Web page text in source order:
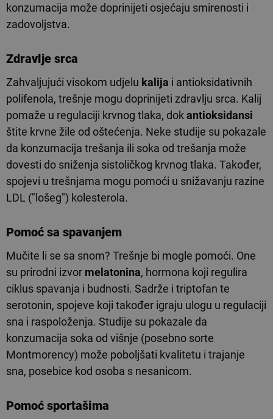
konzumacija može doprinijeti osjećaju smirenosti i
zadovoljstva.
Zdravlje srca
Zahvaljujući visokom udjelu kalija i antioksidativnih
polifenola, trešnje mogu doprinijeti zdravlju srca. Kalij
pomaže u regulaciji krvnog tlaka, dokantioksidansi
štite krvne žile od oštećenja. Neke studije su pokazale
da konzumacija trešanja ili soka od trešanja može
dovesti do sniženja sistoličkog krvnog tlaka. Također,
spojevi u trešnjama mogu pomoći u snižavanju razine
LDL ("lošeg") kolesterola.
Pomoć sa spavanjem
Mučite li se sa snom? Trešnje bi mogle pomoći. One
su prirodni izvor melatonina, hormona koji regulira
ciklus spavanja i budnosti. Sadrže i triptofan te
serotonin, spojeve koji također igraju ulogu u regulaciji
sna i raspoloženja. Studije su pokazale da
konzumacija soka od višnje (posebno sorte
Montmorency) može poboljšati kvalitetu i trajanje
sna, posebice kod osoba s nesanicom.
Pomoć sportašima